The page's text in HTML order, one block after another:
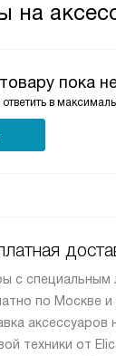
на
пока
в
с
по Москве
аксессуаров
техники от